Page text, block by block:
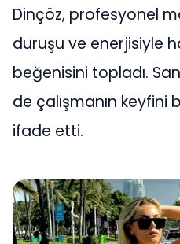
Dinçöz, profesyonel
duruşu ve enerjisiyle
beğenisini topladı.
de çalışmanın keyfini
ifade etti.